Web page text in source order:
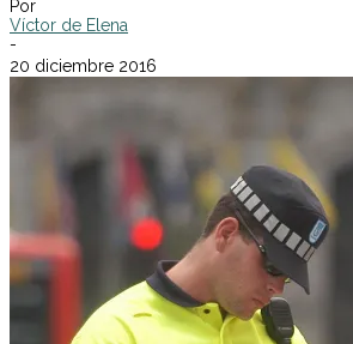
Por
Víctor de Elena
-
20 diciembre 2016